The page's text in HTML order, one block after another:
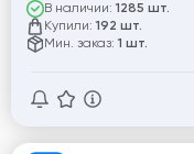
В наличии: 1285 шт.
Купили: 192 шт.
Мин. заказ: 1 шт.